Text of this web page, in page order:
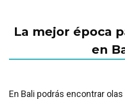
La mejor época
en
En Bali podrás encontrar